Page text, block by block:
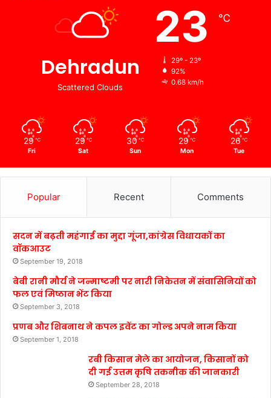
Dehradun
Scattered Clouds
23 ℃
29º - 23º
92%
0.68 km/h
29 ℃
Fri
29 ℃
Sat
30 ℃
Sun
29 ℃
Mon
26 ℃
Tue
Popular Recent Comments
सदन में बढ़ती महंगाई का मुद्दा गूंजा,कांग्रेस विधायकों का
वॉकआउट
September 19, 2018
बेबी रानी मौर्य ने जन्माष्टमी पर नारी निकेतन में संवासिनियों को
फल एवं मिष्ठान भेंट किया
September 3, 2018
प्रणब और शिबनाथ ने कपल इवेंट का गोल्ड अपने नाम किया
September 1, 2018
रबी किसान मेले का आयोजन, किसानों को
दी गई उत्तम कृषि तकनीक की जानकारी
September 28, 2018